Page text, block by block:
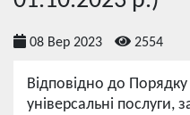
08 Вер 2023 2554
Відповідно до
універсальні